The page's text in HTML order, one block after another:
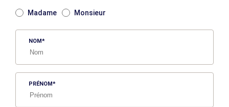
Madame Monsieur
NOM
PRÉNOM